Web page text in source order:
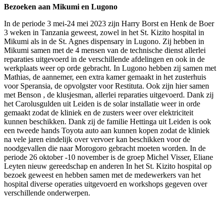
Bezoeken aan Mikumi en Lugono
In de periode 3 mei-24 mei 2023 zijn Harry Borst en Henk de Boer
3 weken in Tanzania geweest, zowel in het St. Kizito hospital in
Mikumi als in de St. Agnes dispensary in Lugono. Zij hebben in
Mikumi samen met de 4 mensen van de technische dienst allerlei
reparaties uitgevoerd in de verschillende afdelingen en ook in de
werkplaats weer op orde gebracht. In Lugono hebben zij samen met
Mathias, de aannemer, een extra kamer gemaakt in het zusterhuis
voor Speransia, de opvolgster voor Restituta. Ook zijn hier samen
met Benson , de klusjesman, allerlei reparaties uitgevoerd. Dank zij
het Carolusgulden uit Leiden is de solar installatie weer in orde
gemaakt zodat de kliniek en de zusters weer over elektriciteit
kunnen beschikken. Dank zij de familie Hettinga uit Leiden is ook
een tweede hands Toyota auto aan kunnen kopen zodat de kliniek
na vele jaren eindelijk over vervoer kan beschikken voor de
noodgevallen die naar Morogoro gebracht moeten worden. In de
periode 26 oktober -10 november is de groep Michel Visser, Eliane
Leyten nieuw gereedschap en anderen In het St. Kizito hospital op
bezoek geweest en hebben samen met de medewerkers van het
hospital diverse operaties uitgevoerd en workshops gegeven over
verschillende onderwerpen.